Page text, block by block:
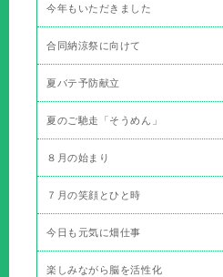
今年もいただきました
合同納涼祭に向けて
夏バテ予防献立
夏のご馳走「そうめん」
８月の始まり
７月の笑顔とひと時
今日も元気に畑仕事
楽しみながら脳を活性化